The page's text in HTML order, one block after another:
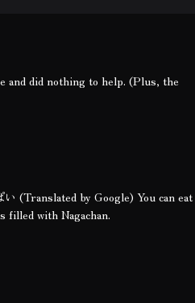
and did nothing to help. (Plus, the
(Translated by Google) You can eat
filled with Nagachan.